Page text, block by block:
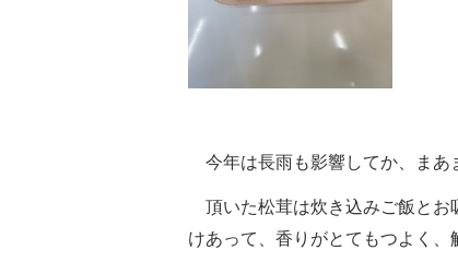
今年は長雨も影響してか、まあ
頂いた松茸は炊き込みご飯と
けあって、香りがとてもつよく